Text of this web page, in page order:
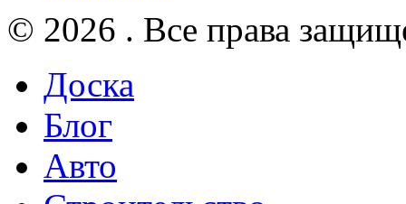
© 2026 . Все права
Доска
Блог
Авто